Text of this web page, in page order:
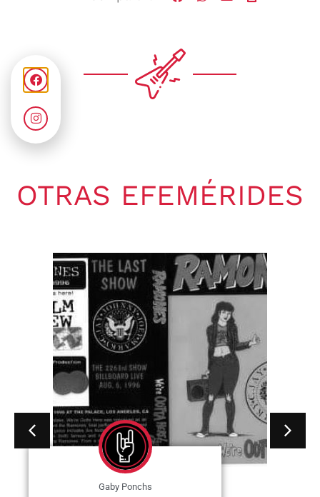
OTRAS EFEMÉRIDES
Gaby Ponchs